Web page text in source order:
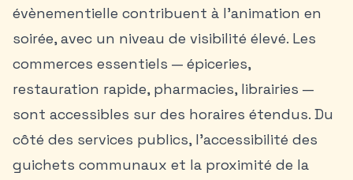
évènementielle contribuent à l’animation en
soirée, avec un niveau de visibilité élevé. Les
commerces essentiels — épiceries,
restauration rapide, pharmacies, librairies —
sont accessibles sur des horaires étendus. Du
côté des services publics, l’accessibilité des
guichets communaux et la proximité de la